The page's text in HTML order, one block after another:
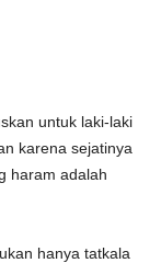
untuk laki-laki
karena sejatinya
haram adalah
hanya tatkala